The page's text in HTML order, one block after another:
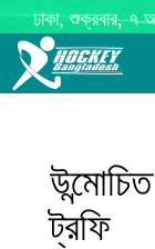
ঢাকা, শুক্রবার,
ট্রফি